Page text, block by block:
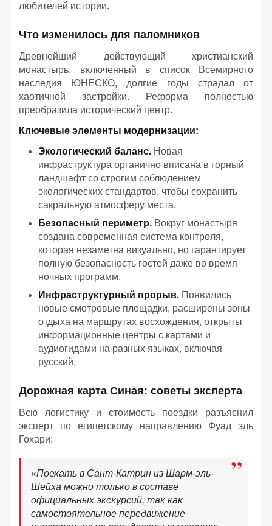
любителей истории.
Что изменилось для паломников
Древнейший действующий христианский
монастырь, включенный в список Всемирного
наследия ЮНЕСКО, долгие годы страдал от
хаотичной застройки. Реформа полностью
преобразила исторический центр.
Ключевые элементы модернизации:
Экологический баланс. Новая
инфраструктура органично вписана в горный
ландшафт со строгим соблюдением
экологических стандартов, чтобы сохранить
сакральную атмосферу места.
Безопасный периметр. Вокруг монастыря
создана современная система контроля,
которая незаметна визуально, но гарантирует
полную безопасность гостей даже во время
ночных программ.
Инфраструктурный прорыв. Появились
новые смотровые площадки, расширены зоны
отдыха на маршрутах восхождения, открыты
информационные центры с картами и
аудиогидами на разных языках, включая
русский.
Дорожная карта Синая: советы эксперта
Всю логистику и стоимость поездки разъяснил
эксперт по египетскому направлению Фуад эль
Гохари:
«Поехать в Сант-Катрин из Шарм-эль-
Шейха можно только в составе
официальных экскурсий, так как
самостоятельное передвижение